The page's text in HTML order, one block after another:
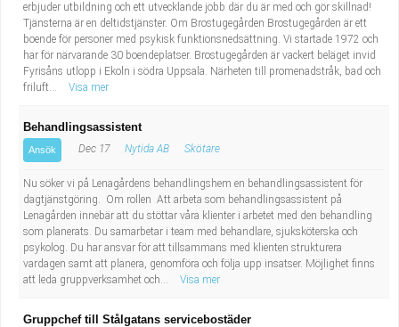
erbjuder utbildning och ett utvecklande jobb där du är med och gör skillnad!
Tjänsterna är en deltidstjänster. Om Brostugegården Brostugegården är ett
boende för personer med psykisk funktionsnedsättning. Vi startade 1972 och
har för närvarande 30 boendeplatser. Brostugegården är vackert beläget invid
Fyrisåns utlopp i Ekoln i södra Uppsala. Närheten till promenadstråk, bad och
friluft...
Visa mer
Behandlingsassistent
Ansök Dec 17 Nytida AB Skötare
Nu söker vi på Lenagårdens behandlingshem en behandlingsassistent för
dagtjänstgöring. Om rollen Att arbeta som behandlingsassistent på
Lenagården innebär att du stöttar våra klienter i arbetet med den behandling
som planerats. Du samarbetar i team med behandlare, sjuksköterska och
psykolog. Du har ansvar för att tillsammans med klienten strukturera
vardagen samt att planera, genomföra och följa upp insatser. Möjlighet finns
att leda gruppverksamhet och...
Visa mer
Gruppchef till Stålgatans servicebostäder